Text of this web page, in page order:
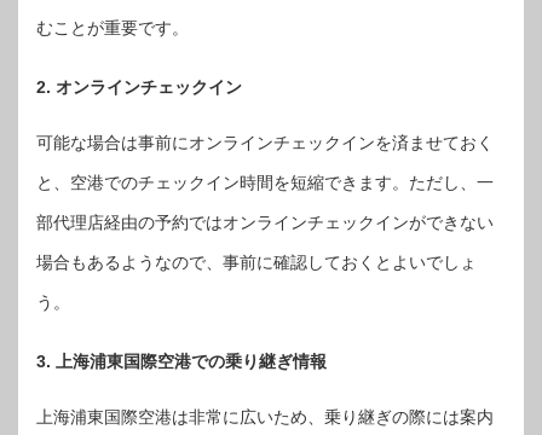
むことが重要です。
2. オンラインチェックイン
可能な場合は事前にオンラインチェックインを済ませておく
と、空港でのチェックイン時間を短縮できます。ただし、一
部代理店経由の予約ではオンラインチェックインができない
場合もあるようなので、事前に確認しておくとよいでしょ
う。
3. 上海浦東国際空港での乗り継ぎ情報
上海浦東国際空港は非常に広いため、乗り継ぎの際には案内